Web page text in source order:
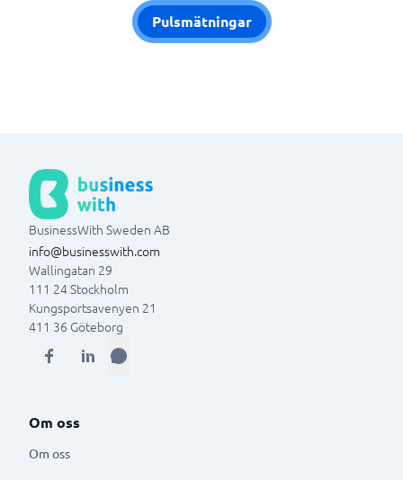
Pulsmätningar
BusinessWith Sweden AB
info@businesswith.com
Wallingatan 29
111 24Stockholm
Kungsportsavenyen 21
411 36 Göteborg
Om oss
Om oss